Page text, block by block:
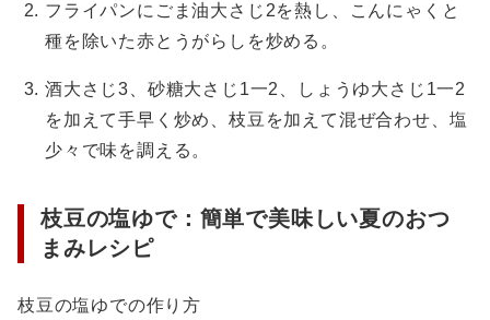
フライパンにごま油大さじ2を熱し、こんにゃくと
種を除いた赤とうがらしを炒める。
酒大さじ3、砂糖大さじ1一2、しょうゆ大さじ1一2
を加えて手早く炒め、枝豆を加えて混ぜ合わせ、塩
少々で味を調える。
枝豆の塩ゆで：簡単で美味しい夏のおつ
まみレシピ
枝豆の塩ゆでの作り方